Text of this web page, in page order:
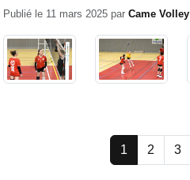
Publié le 11 mars 2025 par Came Volley
1 2 3